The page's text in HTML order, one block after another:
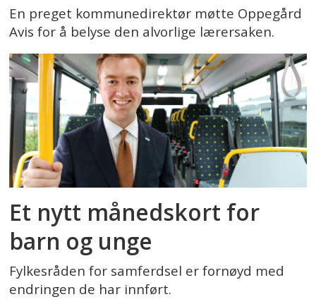
En preget kommunedirektør møtte Oppegård
Avis for å belyse den alvorlige lærersaken.
Et nytt månedskort for
barn og unge
Fylkesråden for samferdsel er fornøyd med
endringen de har innført.